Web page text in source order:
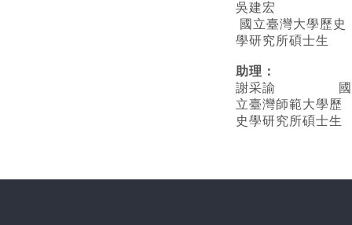
吳建宏
國立臺灣大學歷史
學研究所碩士生
助理：
謝采諭
國
立臺灣師範大學歷
史學研究所碩士生